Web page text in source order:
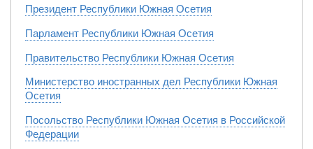
Президент Республики Южная Осетия
Парламент Республики Южная Осетия
Правительство Республики Южная Осетия
Министерство иностранных дел Республики Южная
Осетия
Посольство Республики Южная Осетия в Российской
Федерации